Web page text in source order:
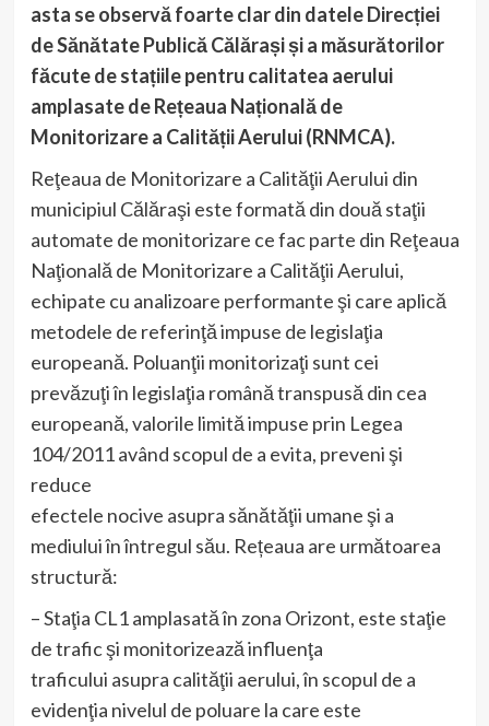
asta se observă foarte clar din datele Direcției
de Sănătate Publică Călărași și a măsurătorilor
făcute de stațiile pentru calitatea aerului
amplasate de Rețeaua Națională de
Monitorizare a Calității Aerului (RNMCA).
Reţeaua de Monitorizare a Calităţii Aerului din
municipiul Călăraşi este formată din două staţii
automate de monitorizare ce fac parte din Reţeaua
Naţională de Monitorizare a Calităţii Aerului,
echipate cu analizoare performante şi care aplică
metodele de referinţă impuse de legislaţia
europeană. Poluanţii monitorizaţi sunt cei
prevăzuţi în legislaţia română transpusă din cea
europeană, valorile limită impuse prin Legea
104/2011 având scopul de a evita, preveni şi
reduce
efectele nocive asupra sănătăţii umane şi a
mediului în întregul său. Rețeaua are următoarea
structură:
– Staţia CL1 amplasată în zona Orizont, este staţie
de trafic şi monitorizează influenţa
traficului asupra calităţii aerului, în scopul de a
evidenţia nivelul de poluare la care este